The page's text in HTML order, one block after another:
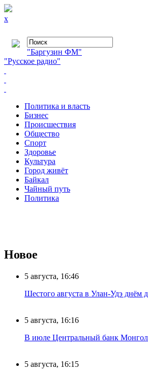
x
"Баргузин ФМ"
"Русское радио"
Политика и власть
Бизнес
Происшествия
Общество
Cпорт
Здоровье
Культура
Город живёт
Байкал
Чайный путь
Политика
Новое
5 августа, 16:46
Шестого августа в Улан-Удэ днём
5 августа, 16:16
В июле Центральный банк
5 августа, 16:15